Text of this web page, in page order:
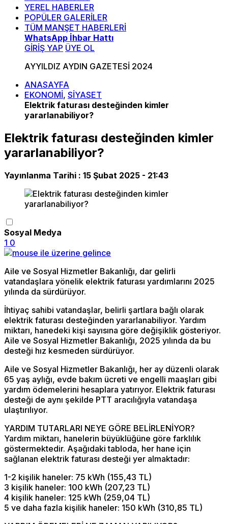
YEREL HABERLER
POPÜLER GALERİLER
TÜM MANŞET HABERLERİ
WhatsApp İhbar Hattı
GİRİŞ YAP ÜYE OL
AYYILDIZ AYDIN GAZETESİ 2024
ANASAYFA
EKONOMİ, SİYASET
Elektrik faturası desteğinden kimler
yararlanabiliyor?
Elektrik faturası desteğinden kimler
yararlanabiliyor?
Yayınlanma Tarihi : 15 Şubat 2025 - 21:43
Sosyal Medya
1 0
Aile ve Sosyal Hizmetler Bakanlığı, dar gelirli
vatandaşlara yönelik elektrik faturası yardımlarını 2025
yılında da sürdürüyor.
İhtiyaç sahibi vatandaşlar, belirli şartlara bağlı olarak
elektrik faturası desteğinden yararlanabiliyor. Yardım
miktarı, hanedeki kişi sayısına göre değişiklik gösteriyor.
Aile ve Sosyal Hizmetler Bakanlığı, 2025 yılında da bu
desteği hız kesmeden sürdürüyor.
Aile ve Sosyal Hizmetler Bakanlığı, her ay düzenli olarak
65 yaş aylığı, evde bakım ücreti ve engelli maaşları gibi
yardım ödemelerini hesaplara yatırıyor. Elektrik faturası
desteği de aynı şekilde PTT aracılığıyla vatandaşa
ulaştırılıyor.
YARDIM TUTARLARI NEYE GÖRE BELİRLENİYOR?
Yardım miktarı, hanelerin büyüklüğüne göre farklılık
göstermektedir. Aşağıdaki tabloda, her hane için
sağlanan elektrik faturası desteği yer almaktadır:
1-2 kişilik haneler: 75 kWh (155,43 TL)
3 kişilik haneler: 100 kWh (207,23 TL)
4 kişilik haneler: 125 kWh (259,04 TL)
5 ve daha fazla kişilik haneler: 150 kWh (310,85 TL)